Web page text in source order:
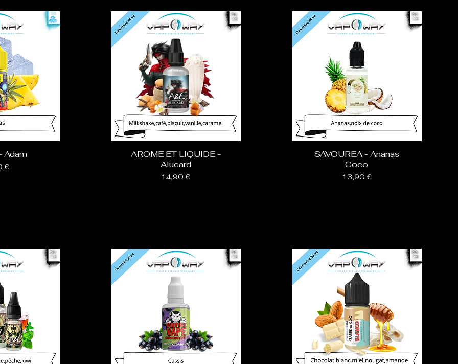
Adam
€
AROME ET LIQUIDE -
Alucard
Prix
14,90 €
SAVOUREA - Ananas
Coco
Prix
13,90 €